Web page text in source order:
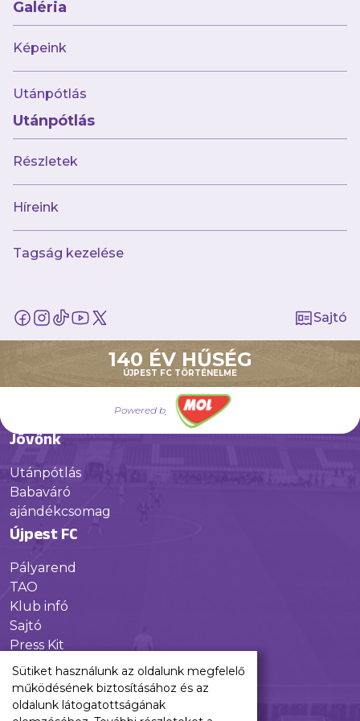
Galéria
Képeink
Utánpótlás
Utánpótlás
Részletek
Híreink
Tagság kezelése
Sajtó
140 ÉV HŰSÉG
ÚJPEST FC TÖRTÉNELME
Powered by
U17-es csapatunk!
Jelenünk
Meccseink
Jövőnk
Utánpótlás
Babaváró
ajándékcsomag
Újpest FC
Pályarend
TAO
Klub infó
Sajtó
Press Kit
Újpest FC Shop
Digitális felületeink
Sütiket használunk az oldalunk megfelelő
működésének biztosításához és az
oldalunk látogatottságának